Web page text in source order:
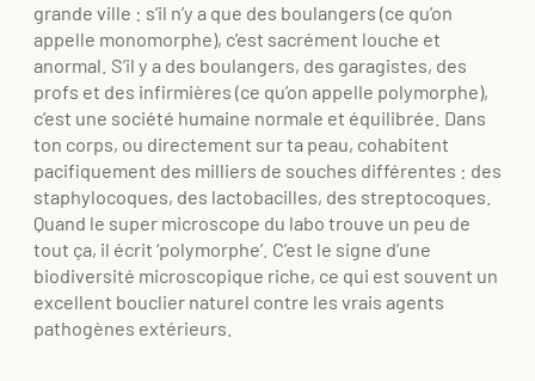
grande ville : s’il n’y a que des boulangers (ce qu’on
appelle monomorphe), c’est sacrément louche et
anormal. S’il y a des boulangers, des garagistes, des
profs et des infirmières (ce qu’on appelle polymorphe),
c’est une société humaine normale et équilibrée. Dans
ton corps, ou directement sur ta peau, cohabitent
pacifiquement des milliers de souches différentes : des
staphylocoques, des lactobacilles, des streptocoques.
Quand le super microscope du labo trouve un peu de
tout ça, il écrit ‘polymorphe’. C’est le signe d’une
biodiversité microscopique riche, ce qui est souvent un
excellent bouclier naturel contre les vrais agents
pathogènes extérieurs.